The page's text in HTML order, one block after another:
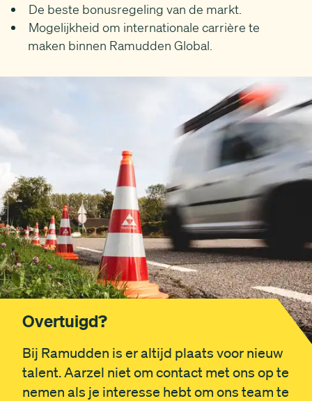
De beste bonusregeling van de markt.
Mogelijkheid om internationale carrière te
maken binnen Ramudden Global.
Overtuigd?
Bij Ramudden is er altijd plaats voor nieuw
talent. Aarzel niet om contact met ons op te
nemen als je interesse hebt om ons team te